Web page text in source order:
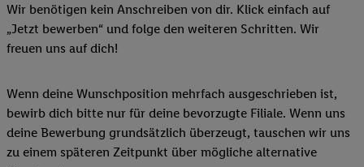
Wir benötigen kein Anschreiben von dir. Klick einfach auf
„Jetzt bewerben“ und folge den weiteren Schritten. Wir
freuen uns auf dich!
Wenn deine Wunschposition mehrfach ausgeschrieben ist,
bewirb dich bitte nur für deine bevorzugte Filiale. Wenn uns
deine Bewerbung grundsätzlich überzeugt, tauschen wir uns
zu einem späteren Zeitpunkt über mögliche alternative